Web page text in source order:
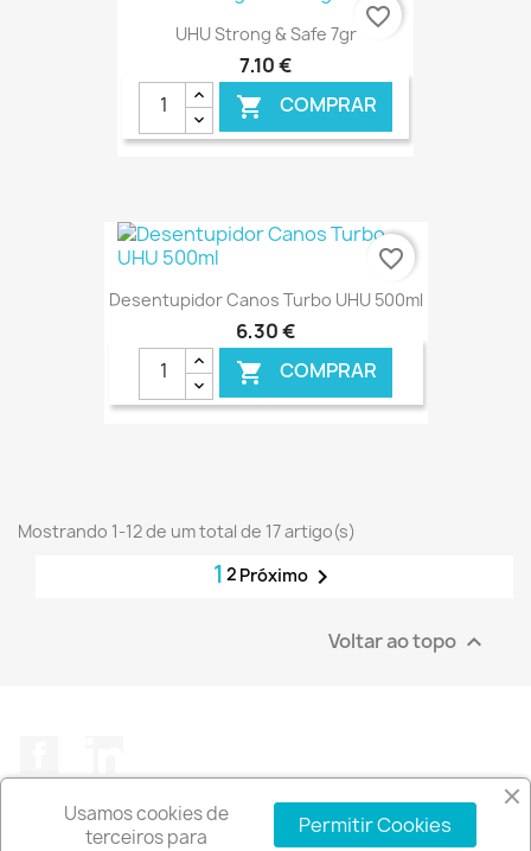
UHU Strong & Safe 7gr
7,10 €
 COMPRAR
€ ONLINE
favorite_border
Desentupidor Canos Turbo UHU 500ml
6,30 €
 COMPRAR
favorite_border
Mostrando 1-12 de um total de 17 artigo(s)
1 2 Próximo
Voltar ao topo 
Usamos cookies de
terceiros para
Permitir Cookies